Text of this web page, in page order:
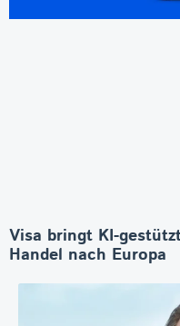
Visa bringt KI-
Handel nach Europa